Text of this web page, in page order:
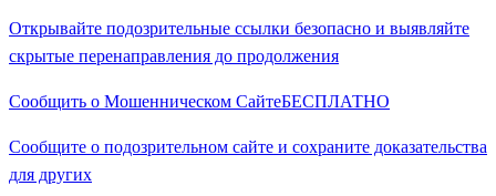
Открывайте подозрительные ссылки безопасно и выявляйте
скрытые перенаправления до продолжения
Сообщить о Мошенническом СайтеБЕСПЛАТНО
Сообщите о подозрительном сайте и сохраните доказательства
для других